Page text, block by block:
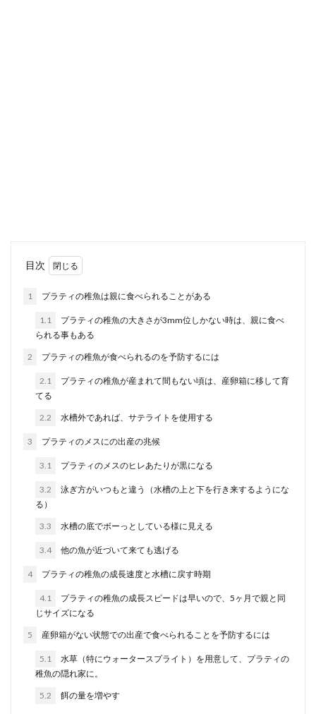
わいらしいですよね。そんなオカヤドカリは脱皮
ントとペアリングの時のコツ
オオクワガタを飼育している人の中には、飼育だ
けでなくブリードに挑戦してみたいという人もい
水槽の地震対策はフランジが一番？そ
のメリット・デメリットとは
いつ大きな地震が起こってもおかしくない現
代…。そんな時のために大切な水槽の地震対策を
目次
1 プラティの稚魚は親に食べられることがある
1.1
プラティの稚魚の大きさが3mm位しかない時は、親に食べ
られる事もある
2 プラティの稚魚が食べられるのを予防するには
2.1
プラティの稚魚が産まれて間もない頃は、産卵箱に移して育
てる
2.2 水槽外であれば、サテライトを使用する
3 プラティのメスにの出産の兆候
3.1 プラティのメスのヒレあたりが黒になる
3.2
泳ぎ方がいつもと違う（水槽の上と下を行き来するようにな
る）
3.3 水槽の底でボーっとしている様に見える
3.4 他の魚が近づいて来ても逃げる
4 プラティの稚魚の成長速度と水槽に戻す時期
4.1
プラティの稚魚の成長スピードは早いので、5ヶ月で親と同
じサイズになる
5 産卵箱がない状態での出産で食べられることを予防するには
5.1
水草（特にウォータースプライト）を用意して、プラティの
稚魚の隠れ家に。
5.2 餌の量を増やす